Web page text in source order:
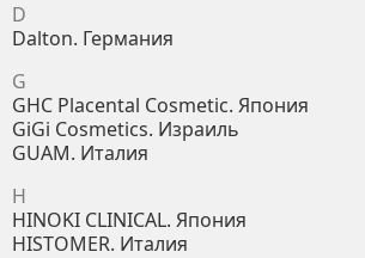
D
Dalton. Германия
G
GHC Placental Cosmetic. Япония
GiGi Cosmetics. Израиль
GUAM. Италия
H
HINOKI CLINICAL. Япония
HISTOMER. Италия